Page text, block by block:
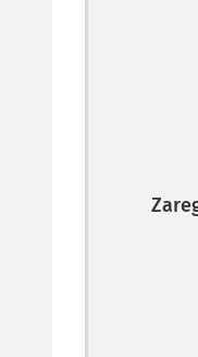
Úrok
Úrokem
úrok z
Podání lze